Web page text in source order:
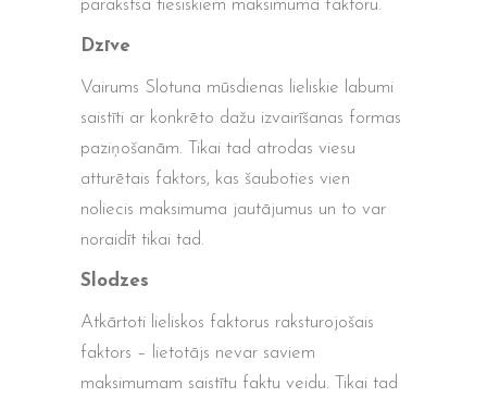
parakstsa tiesiskiem maksimuma faktoru.
Dzīve
Vairums Slotuna mūsdienas lieliskie labumi
saistīti ar konkrēto dažu izvairīšanas formas
paziņošanām. Tikai tad atrodas viesu
atturētais faktors, kas šauboties vien
noliecis maksimuma jautājumus un to var
noraidīt tikai tad.
Slodzes
Atkārtoti lieliskos faktorus raksturojošais
faktors – lietotājs nevar saviem
maksimumam saistītu faktu veidu. Tikai tad